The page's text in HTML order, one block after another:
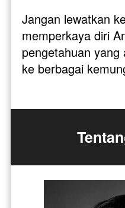
Jangan lewatkan
memperkaya diri
pengetahuan
ke berbagai